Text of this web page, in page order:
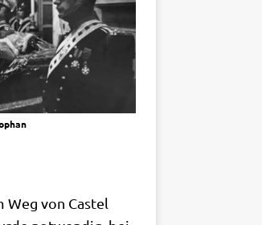
von Castel